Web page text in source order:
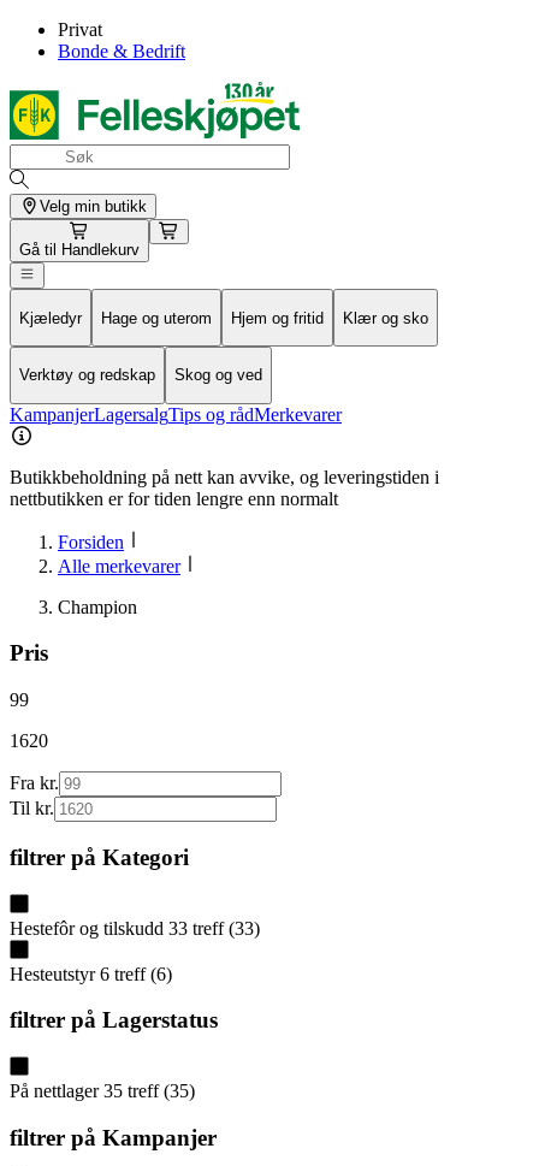
Privat
Bonde & Bedrift
Velg min butikk
Gå til Handlekurv
Kjæledyr Hage og uterom Hjem og fritid Klær og sko
Verktøy og redskap Skog og ved
KampanjerLagersalgTips og rådMerkevarer
Butikkbeholdning på nett kan avvike, og leveringstiden i
nettbutikken er for tiden lengre enn normalt
Forsiden
Alle merkevarer
Champion
Pris
99
1620
Fra kr.
Til kr.
filtrer på Kategori
Hestefôr og tilskudd 33 treff (33)
Hesteutstyr 6 treff (6)
filtrer på Lagerstatus
På nettlager 35 treff (35)
filtrer på Kampanjer